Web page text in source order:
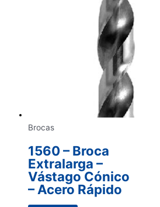
Brocas
1560 – Broca
Extralarga –
Vástago Cónico
– Acero Rápido